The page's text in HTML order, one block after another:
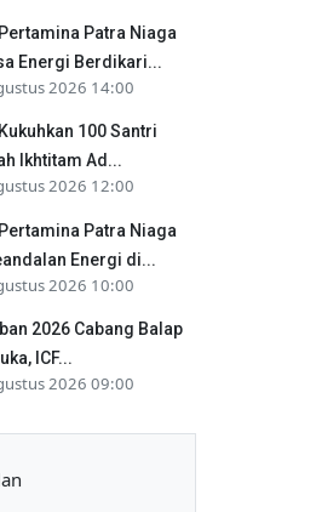
Patra Niaga
Energi Berdikari...
2026 14:00
100 Santri
Ikhtitam Ad...
2026 12:00
Patra Niaga
Energi di...
2026 10:00
2026 Cabang Balap
ICF...
2026 09:00